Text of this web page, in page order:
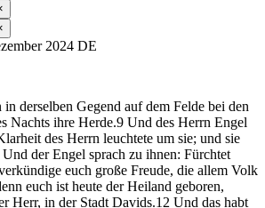
2024 DE
derselben Gegend auf dem Felde bei den
Nachts ihre Herde.9 Und des Herrn Engel
des Herrn leuchtete um sie; und sie
der Engel sprach zu ihnen: Fürchtet
euch große Freude, die allem Volk
euch ist heute der Heiland geboren,
Herr, in der Stadt Davids.12 Und das habt